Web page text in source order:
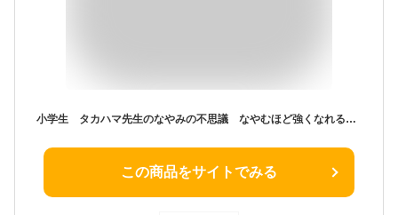
小学生 タカハマ先生のなやみの不思議 なやむほど強くなれるのはなぜ？ （★『高濱正伸先生の本』） [ 高濱 正伸 ]
この商品をサイトでみる